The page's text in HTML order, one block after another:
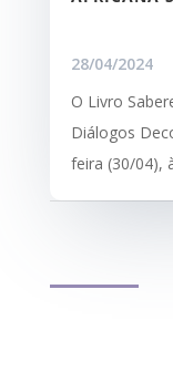
28/04/2024
O Livro
Diálogos
feira (30/04),